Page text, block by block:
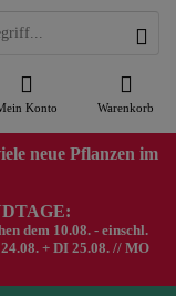
Warenkorb
Konto
neue Pflanzen im
dem 10.08. - einschl.
+ DI 25.08. // MO